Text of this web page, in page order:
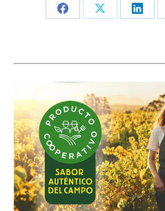
Share
Share
Share